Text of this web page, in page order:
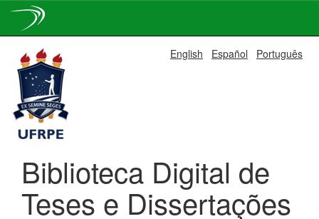
navigation
English Español Português
Biblioteca Digital de
Teses e Dissertações